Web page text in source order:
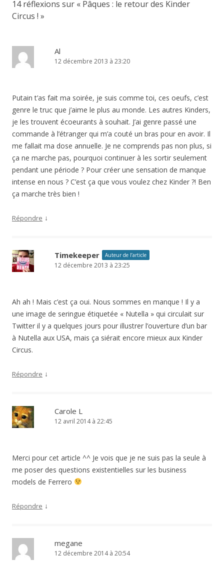
14 réflexions sur « Pâques : le retour des Kinder
Circus ! »
Al
12 décembre 2013 à 23:20
Putain t’as fait ma soirée, je suis comme toi, ces oeufs, c’est
genre le truc que j’aime le plus au monde. Les autres Kinders,
je les trouvent écoeurants à souhait. J’ai genre passé une
commande à l’étranger qui m’a couté un bras pour en avoir. Il
me fallait ma dose annuelle. Je ne comprends pas non plus, si
ça ne marche pas, pourquoi continuer à les sortir seulement
pendant une période ? Pour créer une sensation de manque
intense en nous ? C’est ça que vous voulez chez Kinder ?! Ben
ça marche très bien !
Répondre ↓
Timekeeper Auteur de l’article
12 décembre 2013 à 23:25
Ah ah ! Mais c’est ça oui. Nous sommes en manque ! Il y a
une image de seringue étiquetée « Nutella » qui circulait sur
Twitter il y a quelques jours pour illustrer l’ouverture d’un bar
à Nutella aux USA, mais ça siérait encore mieux aux Kinder
Circus.
Répondre ↓
Carole L
12 avril 2014 à 22:45
Merci pour cet article ^^ Je vois que je ne suis pas la seule à
me poser des questions existentielles sur les business
models de Ferrero
Répondre ↓
megane
12 décembre 2014 à 20:54